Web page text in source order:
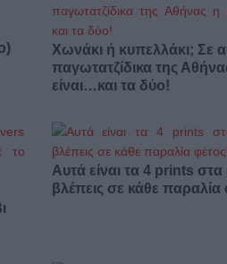
Χωνάκι ή κυπελλάκι; Σε
παγωτατζίδικα της
είναι…και τα δύο!
Αυτά είναι τα 4 prints
βλέπεις σε κάθε παραλία